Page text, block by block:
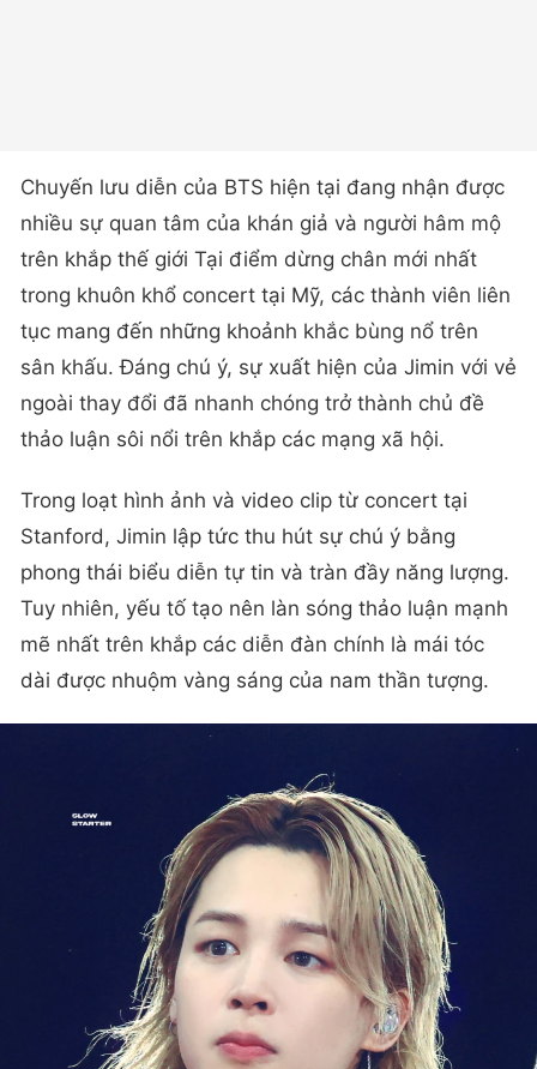
Chuyến lưu diễn của BTS hiện tại đang nhận được
nhiều sự quan tâm của khán giả và người hâm mộ
trên khắp thế giới Tại điểm dừng chân mới nhất
trong khuôn khổ concert tại Mỹ, các thành viên liên
tục mang đến những khoảnh khắc bùng nổ trên
sân khấu. Đáng chú ý, sự xuất hiện của Jimin với vẻ
ngoài thay đổi đã nhanh chóng trở thành chủ đề
thảo luận sôi nổi trên khắp các mạng xã hội.
Trong loạt hình ảnh và video clip từ concert tại
Stanford, Jimin lập tức thu hút sự chú ý bằng
phong thái biểu diễn tự tin và tràn đầy năng lượng.
Tuy nhiên, yếu tố tạo nên làn sóng thảo luận mạnh
mẽ nhất trên khắp các diễn đàn chính là mái tóc
dài được nhuộm vàng sáng của nam thần tượng.